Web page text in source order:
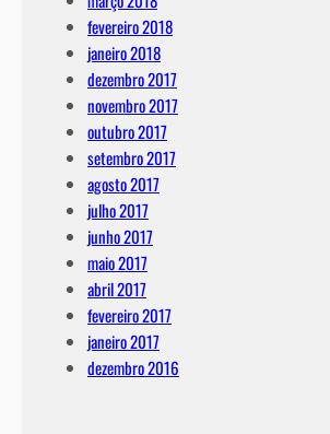
fevereiro 2018
janeiro 2018
dezembro 2017
novembro 2017
outubro 2017
setembro 2017
agosto 2017
julho 2017
junho 2017
maio 2017
abril 2017
fevereiro 2017
janeiro 2017
dezembro 2016